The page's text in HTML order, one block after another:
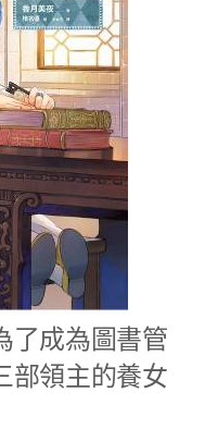
了成為圖書管
部領主的養女